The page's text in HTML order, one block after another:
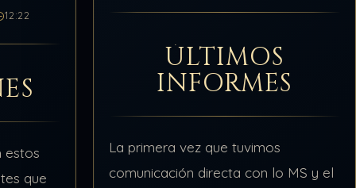
12:22
estos
que
ÚLTIMOS
INFORMES
La primera vez que tuvimos
comunicación directa con lo MS y el